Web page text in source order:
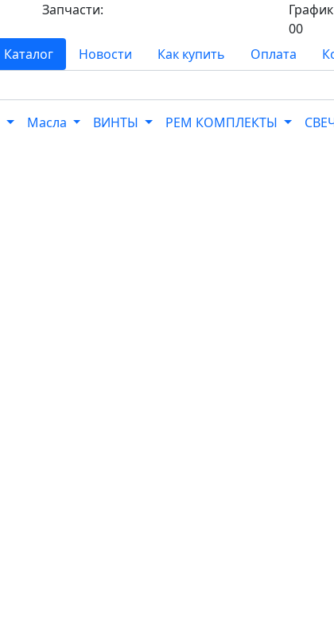
Запчасти:
00
Каталог Новости Как купить Оплата
Масла ВИНТЫ РЕМ КОМПЛЕКТЫ